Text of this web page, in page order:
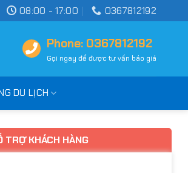
08:00 - 17:00 0367812192
Phone: 0367812192
Gọi ngay để được tư vấn báo giá
DU LỊCH
TRỢ KHÁCH HÀNG